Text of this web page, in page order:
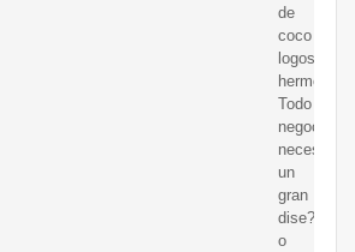
de
coco
logos
hermosos
Todo
negocio
necesita
un
gran
dise?
o